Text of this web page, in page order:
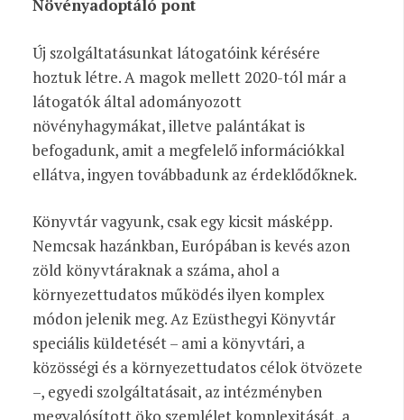
Növényadoptáló pont
Új szolgáltatásunkat látogatóink kérésére
hoztuk létre. A magok mellett 2020-tól már a
látogatók által adományozott
növényhagymákat, illetve palántákat is
befogadunk, amit a megfelelő információkkal
ellátva, ingyen továbbadunk az érdeklődőknek.
Könyvtár vagyunk, csak egy kicsit másképp.
Nemcsak hazánkban, Európában is kevés azon
zöld könyvtáraknak a száma, ahol a
környezettudatos működés ilyen komplex
módon jelenik meg. Az Ezüsthegyi Könyvtár
speciális küldetését–ami a könyvtári, a
közösségi és a környezettudatos célok ötvözete
–, egyedi szolgáltatásait, az intézményben